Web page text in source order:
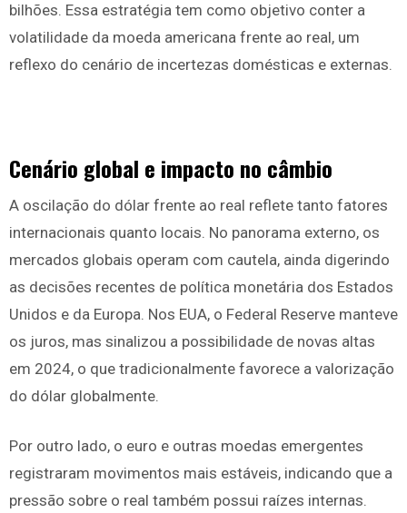
bilhões. Essa estratégia tem como objetivo conter a
volatilidade da moeda americana frente ao real, um
reflexo do cenário de incertezas domésticas e externas.
Cenário global e impacto no câmbio
A oscilação do dólar frente ao real reflete tanto fatores
internacionais quanto locais. No panorama externo, os
mercados globais operam com cautela, ainda digerindo
as decisões recentes de política monetária dos Estados
Unidos e da Europa. Nos EUA, o Federal Reserve manteve
os juros, mas sinalizou a possibilidade de novas altas
em 2024, o que tradicionalmente favorece a valorização
do dólar globalmente.
Por outro lado, o euro e outras moedas emergentes
registraram movimentos mais estáveis, indicando que a
pressão sobre o real também possui raízes internas.